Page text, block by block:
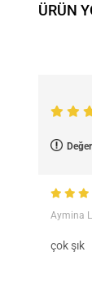
ÜRÜN
Aymina
çok şık